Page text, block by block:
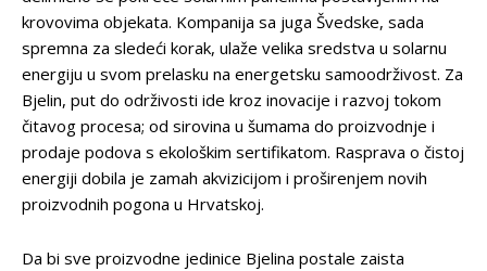
krovovima objekata. Kompanija sa juga Švedske, sada
spremna za sledeći korak, ulaže velika sredstva u solarnu
energiju u svom prelasku na energetsku samoodrživost. Za
Bjelin, put do održivosti ide kroz inovacije i razvoj tokom
čitavog procesa; od sirovina u šumama do proizvodnje i
prodaje podova s ekološkim sertifikatom. Rasprava o čistoj
energiji dobila je zamah akvizicijom i proširenjem novih
proizvodnih pogona u Hrvatskoj.
Da bi sve proizvodne jedinice Bjelina postale zaista